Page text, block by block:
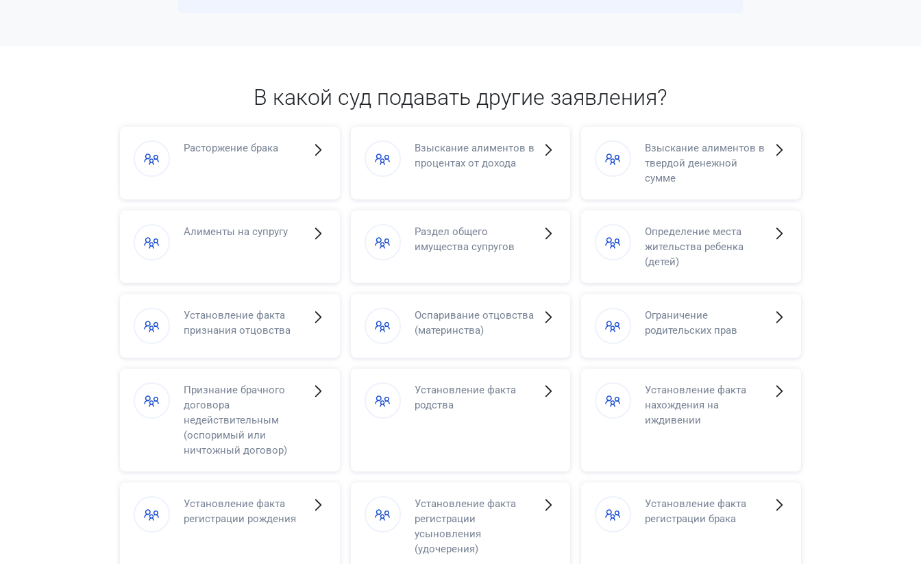
В какой суд подавать другие заявления?
Расторжение брака
Взыскание алиментов в
процентах от дохода
Взыскание алиментов в
твердой денежной
сумме
Алименты на супругу
Раздел общего
имущества супругов
Определение места
жительства ребенка
(детей)
Установление факта
признания отцовства
Оспаривание отцовства
(материнства)
Ограничение
родительских прав
Признание брачного
договора
недействительным
(оспоримый или
ничтожный договор)
Установление факта
родства
Установление факта
нахождения на
иждивении
Установление факта
регистрации рождения
Установление факта
регистрации
усыновления
(удочерения)
Установление факта
регистрации брака